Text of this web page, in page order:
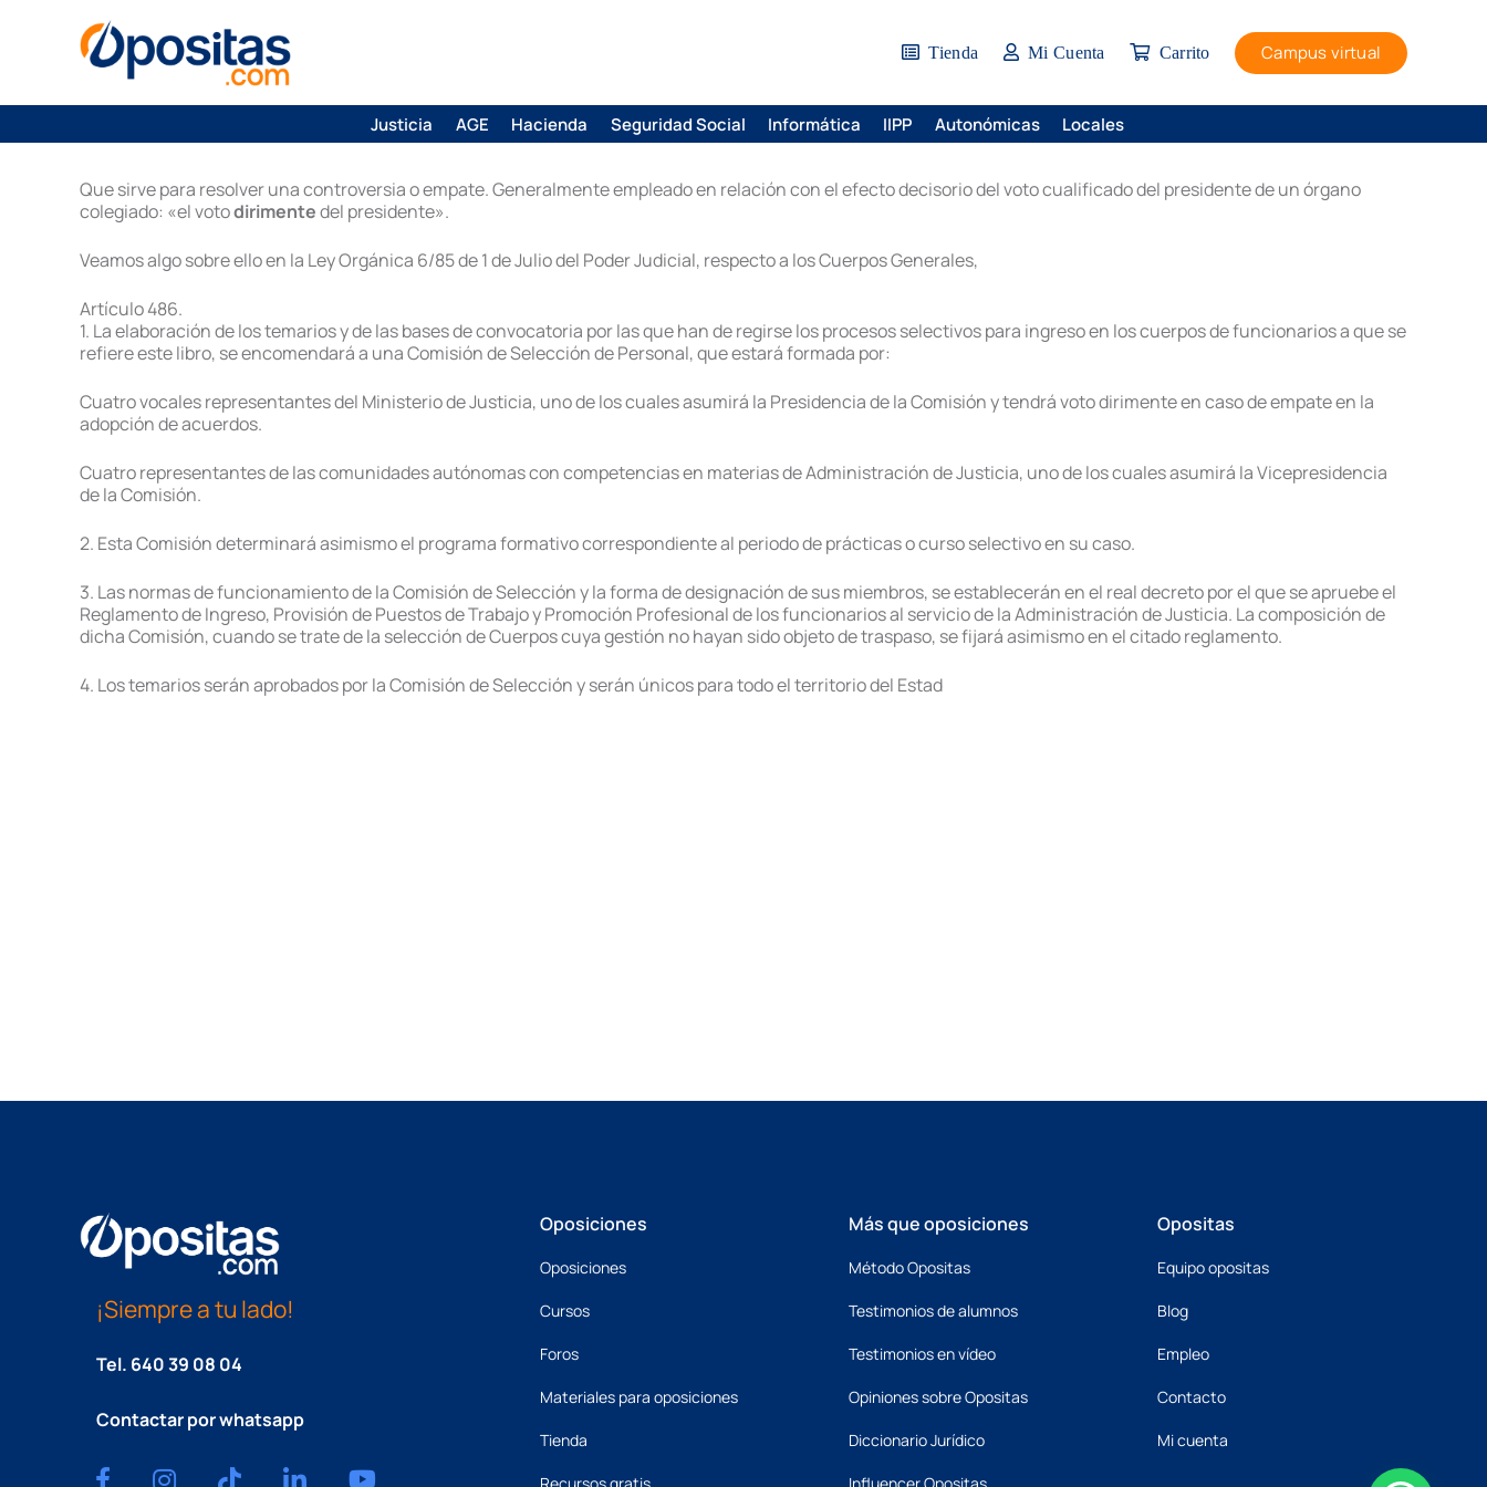
Tienda Mi Cuenta Carrito Campus virtual
Justicia AGE Hacienda Seguridad Social Informática IIPP Autonómicas Locales
Que sirve para resolver una controversia o empate. Generalmente empleado en relación con el efecto decisorio del voto cualificado del presidente de un órgano
colegiado: «el votodirimentedel presidente».
Veamos algo sobre ello en la Ley Orgánica 6/85 de 1 de Julio del Poder Judicial, respecto a los Cuerpos Generales,
Artículo 486.
1. La elaboración de los temarios y de las bases de convocatoria por las que han de regirse los procesos selectivos para ingreso en los cuerpos de funcionarios a que se
refiere este libro, se encomendará a una Comisión de Selección de Personal, que estará formada por:
Cuatro vocales representantes del Ministerio de Justicia, uno de los cuales asumirá la Presidencia de la Comisión y tendrá voto dirimente en caso de empate en la
adopción de acuerdos.
Cuatro representantes de las comunidades autónomas con competencias en materias de Administración de Justicia, uno de los cuales asumirá la Vicepresidencia
de la Comisión.
2. Esta Comisión determinará asimismo el programa formativo correspondiente al periodo de prácticas o curso selectivo en su caso.
3. Las normas de funcionamiento de la Comisión de Selección y la forma de designación de sus miembros, se establecerán en el real decreto por el que se apruebe el
Reglamento de Ingreso, Provisión de Puestos de Trabajo y Promoción Profesional de los funcionarios al servicio de la Administración de Justicia. La composición de
dicha Comisión, cuando se trate de la selección de Cuerpos cuya gestión no hayan sido objeto de traspaso, se fijará asimismo en el citado reglamento.
4. Los temarios serán aprobados por la Comisión de Selección y serán únicos para todo el territorio del Estad
¡Siempre a tu lado!
Tel. 640 39 08 04
Contactar por whatsapp
Oposiciones
Oposiciones
Cursos
Foros
Materiales para oposiciones
Tienda
Más que oposiciones
Método Opositas
Testimonios de alumnos
Testimonios en vídeo
Opiniones sobre Opositas
Diccionario Jurídico
Opositas
Equipo opositas
Blog
Empleo
Contacto
Mi cuenta